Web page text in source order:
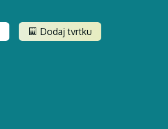
Dodaj tvrtku